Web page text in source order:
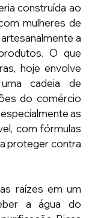
construída ao
mulheres de
a
O que
hoje envolve
cadeia de
do comércio
as
com fórmulas
proteger contra
raízes em um
a água do